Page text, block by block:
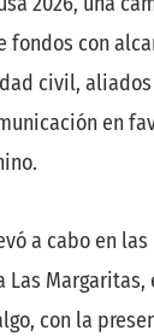
fondos con
civil,
en
a cabo en
Las Margaritas,
con la